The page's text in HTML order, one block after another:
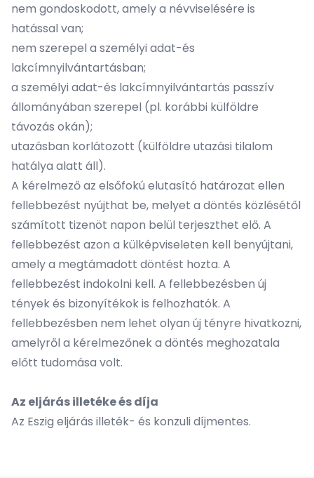
nem gondoskodott, amely a névviselésére is
hatással van;
nem szerepel a személyi adat-és
lakcímnyilvántartásban;
a személyi adat-és lakcímnyilvántartás passzív
állományában szerepel (pl. korábbi külföldre
távozás okán);
utazásban korlátozott (külföldre utazási tilalom
hatálya alatt áll).
A kérelmező az elsőfokú elutasító határozat ellen
fellebbezést nyújthat be, melyet a döntés közlésétől
számított tizenöt napon belül terjeszthet elő. A
fellebbezést azon a külképviseleten kell benyújtani,
amely a megtámadott döntést hozta. A
fellebbezést indokolni kell. A fellebbezésben új
tények és bizonyítékok is felhozhatók. A
fellebbezésben nem lehet olyan új tényre hivatkozni,
amelyről a kérelmezőnek a döntés meghozatala
előtt tudomása volt.
Az eljárás illetéke és díja
Az Eszig eljárás illeték- és konzuli díjmentes.